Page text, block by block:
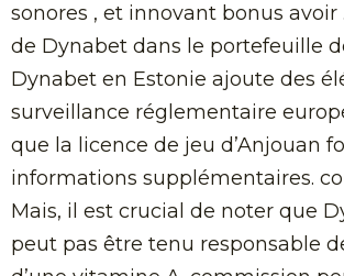
sonores , et innovant bonus avoir
de Dynabet dans le portefeuille
Dynabet en Estonie ajoute des
surveillance réglementaire
que la licence de jeu d’Anjouan
informations supplémentaires.
Mais, il est crucial de noter que
peut pas être tenu responsable